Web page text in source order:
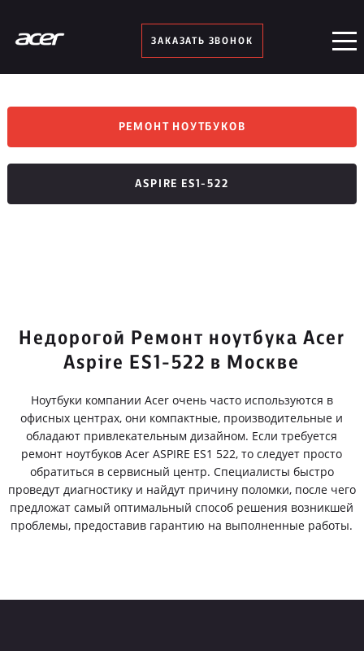
ЗАКАЗАТЬ ЗВОНОК
РЕМОНТ НОУТБУКОВ
ASPIRE ES1-522
Недорогой Ремонт ноутбука Acer
Aspire ES1-522 в Москве
Ноутбуки компании Acer очень часто используются в
офисных центрах, они компактные, производительные и
обладают привлекательным дизайном. Если требуется
ремонт ноутбуков Acer ASPIRE ES1 522, то следует просто
обратиться в сервисный центр. Специалисты быстро
проведут диагностику и найдут причину поломки, после чего
предложат самый оптимальный способ решения возникшей
проблемы, предоставив гарантию на выполненные работы.